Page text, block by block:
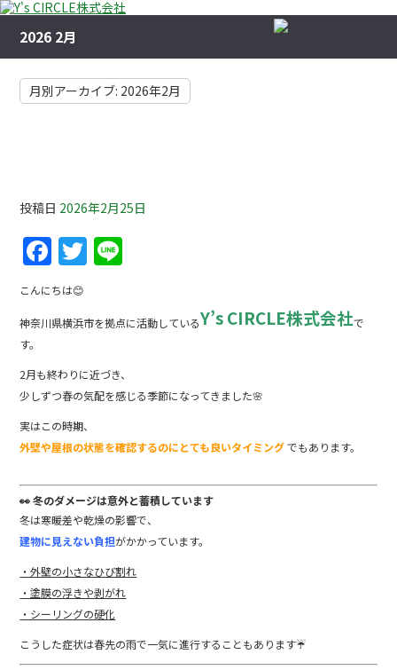
2026 2月
月別アーカイブ: 2026年2月
投稿日 2026年2月25日
F
a
c
e
b
o
o
k
T
w
itt
er
e
こんにちは😊
神奈川県横浜市を拠点に活動しているY’s CIRCLE株式会社で
す。
2月も終わりに近づき、
少しずつ春の気配を感じる季節になってきました🌸
実はこの時期、
外壁や屋根の状態を確認するのにとても良いタイミングでもあります。
👀 冬のダメージは意外と蓄積しています
冬は寒暖差や乾燥の影響で、
建物に見えない負担がかかっています。
・外壁の小さなひび割れ
・塗膜の浮きや剥がれ
・シーリングの硬化
こうした症状は春先の雨で一気に進行することもあります☔